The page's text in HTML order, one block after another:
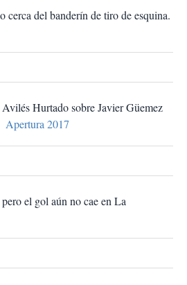
cerca del banderín de tiro de esquina.
Hurtado sobre Javier Güemez
el gol aún no cae en La